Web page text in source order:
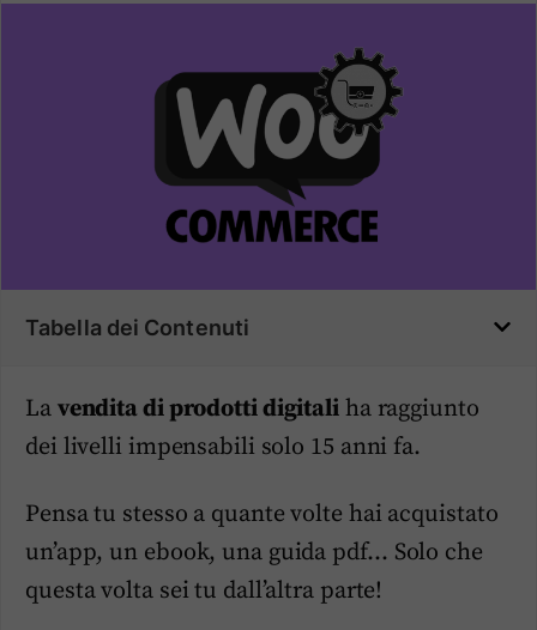
Tabella dei Contenuti
La vendita di prodotti digitaliha raggiunto
dei livelli impensabili solo 15 anni fa.
Pensa tu stesso a quante volte hai acquistato
un’app, un ebook, una guida pdf… Solo che
questa volta sei tu dall’altra parte!